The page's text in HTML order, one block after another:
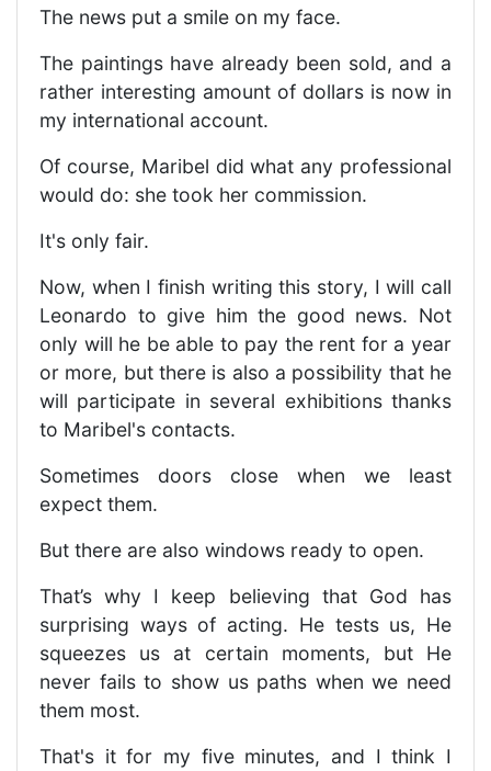
The news put a smile on my face.
The paintings have already been sold, and a
rather interesting amount of dollars is now in
my international account.
Of course, Maribel did what any professional
would do: she took her commission.
It's only fair.
Now, when I finish writing this story, I will call
Leonardo to give him the good news. Not
only will he be able to pay the rent for a year
or more, but there is also a possibility that he
will participate in several exhibitions thanks
to Maribel's contacts.
Sometimes doors close when we least
expect them.
But there are also windows ready to open.
That’s why I keep believing that God has
surprising ways of acting. He tests us, He
squeezes us at certain moments, but He
never fails to show us paths when we need
them most.
That's it for my five minutes, and I think I